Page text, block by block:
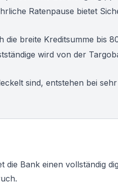
Ratenpause bietet
die breite Kreditsumme bis
wird von der
sind, entstehen bei
die Bank einen vollständig